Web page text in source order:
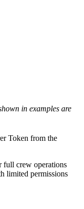
in examples are
Token from the
full crew operations
limited permissions